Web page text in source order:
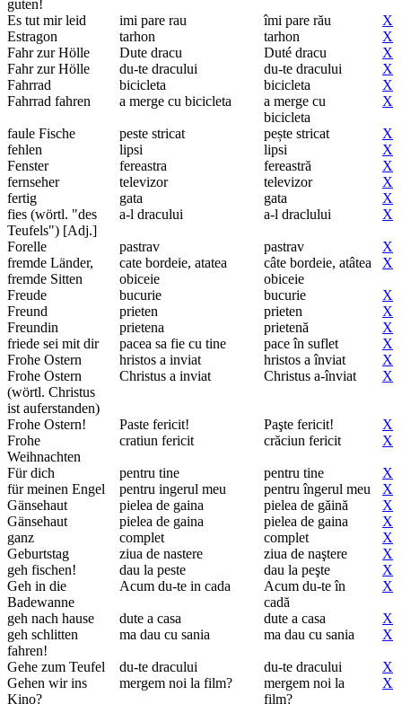
guten!
Es tut mir leid imi pare rau îmi pare rău
X
Estragon
tarhon tarhon
X
Fahr zur Hölle
Dute dracu Duté dracu
X
Fahr zur Hölle
du-te dracului du-te dracului
X
Fahrrad
bicicleta bicicleta
X
Fahrrad fahren
a merge cu bicicleta
a merge cu
bicicleta
X
faule Fische peste stricat pește stricat
X
fehlen
lipsi lipsi
X
Fenster
fereastra fereastră
X
fernseher
televizor televizor
X
fertig
gata gata
X
fies (wörtl. "des
Teufels") [Adj.]
a-l dracului a-l draclului X
Forelle pastrav pastrav
X
fremde Länder,
fremde Sitten
cate bordeie, atatea
obiceie
câte bordeie, atâtea
obiceie
X
Freude bucurie bucurie
X
Freund
prieten prieten
X
Freundin
prietena prietenă
X
friede sei mit dir
pacea sa fie cu tine pace în suflet
X
Frohe Ostern
hristos a inviat hristos a înviat
X
Frohe Ostern
(wörtl. Christus
ist auferstanden)
Christus a inviat Christus a-înviat X
Frohe Ostern! Paste fericit! Paşte fericit!
X
Frohe
Weihnachten
cratiun fericit crăciun fericit X
Für dich pentru tine pentru tine
X
für meinen Engel
pentru ingerul meu pentru îngerul meu
X
Gänsehaut
pielea de gaina pielea de găină
X
Gänsehaut
pielea de gaina pielea de gaina
X
ganz
complet complet
X
Geburtstag
ziua de nastere ziua de naştere
X
geh fischen!
dau la peste dau la peşte
X
Geh in die
Badewanne
Acum du-te in cada
Acum du-te în
cadă
X
geh nach hause dute a casa dute a casa
X
geh schlitten
fahren!
ma dau cu sania ma dau cu sania X
Gehe zum Teufel du-te dracului du-te dracului
X
Gehen wir ins
Kino?
mergem noi la film?
mergem noi la
film?
X